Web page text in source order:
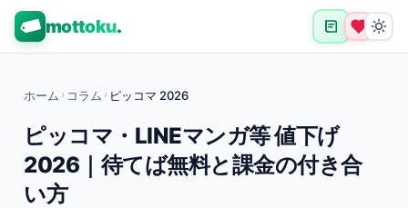
mottoku.
ホーム › コラム › ピッコマ 2026
ピッコマ・LINEマンガ等 値下げ
2026｜待てば無料と課金の付き合
い方